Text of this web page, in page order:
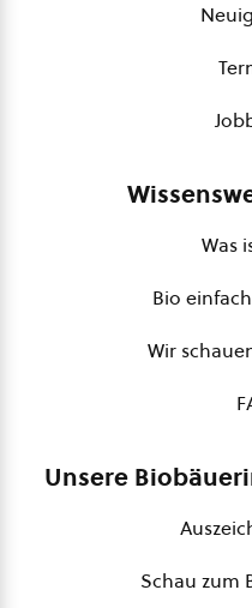
Was
Bio
Wir
Unsere
Schau zum